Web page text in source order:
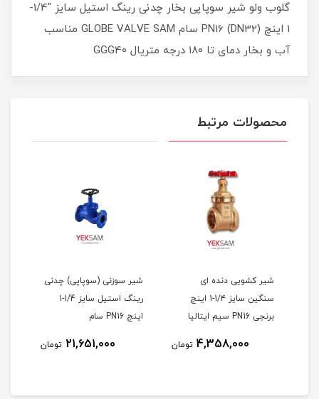
گلوب ولو شیر سوپاپی بخار چدنی رینگ استیل سایز "1/4-
1 اینچ (DN32) PN16 سام GLOBE VALVE SAM مناسب
آب و بخار دمای تا ۱۸۰ درجه متریال GGG40
محصولات مرتبط
شیر کشویی دنده ای
سنگین سایز 1/۴-1 اینچ
برنجی PN16 سیم ایتالیا
4,358,000 تومان
شیر سوزنی (سوپاپی) چدنی
رینگ استیل سایز 1/4-1
اینچ PN16 سام
21,651,000 تومان